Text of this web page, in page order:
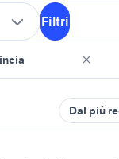
Filtri
Dal più